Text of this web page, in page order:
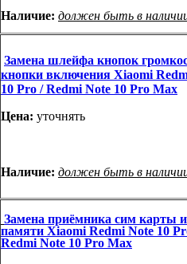
Наличие: должен быть в
Замена шлейфа кнопок
кнопки включения Xiaomi
10 Pro / Redmi Note 10 Pro Max
Цена: уточнять
Наличие: должен быть в
Замена приёмника сим карты
памяти Xiaomi Redmi Note 10
Redmi Note 10 Pro Max